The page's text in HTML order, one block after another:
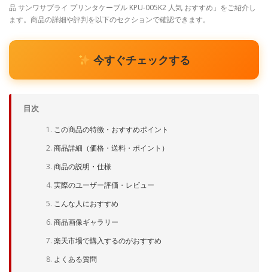
品 サンワサプライ プリンタケーブル KPU-005K2 人気 おすすめ」をご紹介し
ます。商品の詳細や評判を以下のセクションで確認できます。
今すぐチェックする
目次
この商品の特徴・おすすめポイント
商品詳細（価格・送料・ポイント）
商品の説明・仕様
実際のユーザー評価・レビュー
こんな人におすすめ
商品画像ギャラリー
楽天市場で購入するのがおすすめ
よくある質問